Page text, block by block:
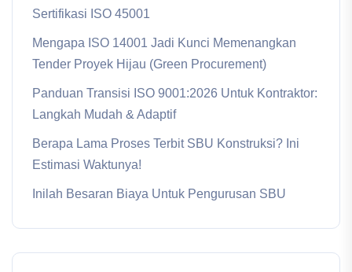
Sertifikasi ISO 45001
Mengapa ISO 14001 Jadi Kunci Memenangkan
Tender Proyek Hijau (Green Procurement)
Panduan Transisi ISO 9001:2026 Untuk Kontraktor:
Langkah Mudah & Adaptif
Berapa Lama Proses Terbit SBU Konstruksi? Ini
Estimasi Waktunya!
Inilah Besaran Biaya Untuk Pengurusan SBU